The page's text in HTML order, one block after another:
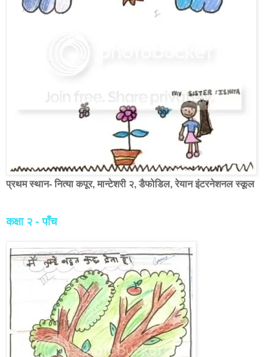
प्रथम स्थान- नित्या कपूर, मान्टेशरी २, डैफोडिल, रेयान इंटरनेशनल स्कूल
कक्षा २ - पाँच